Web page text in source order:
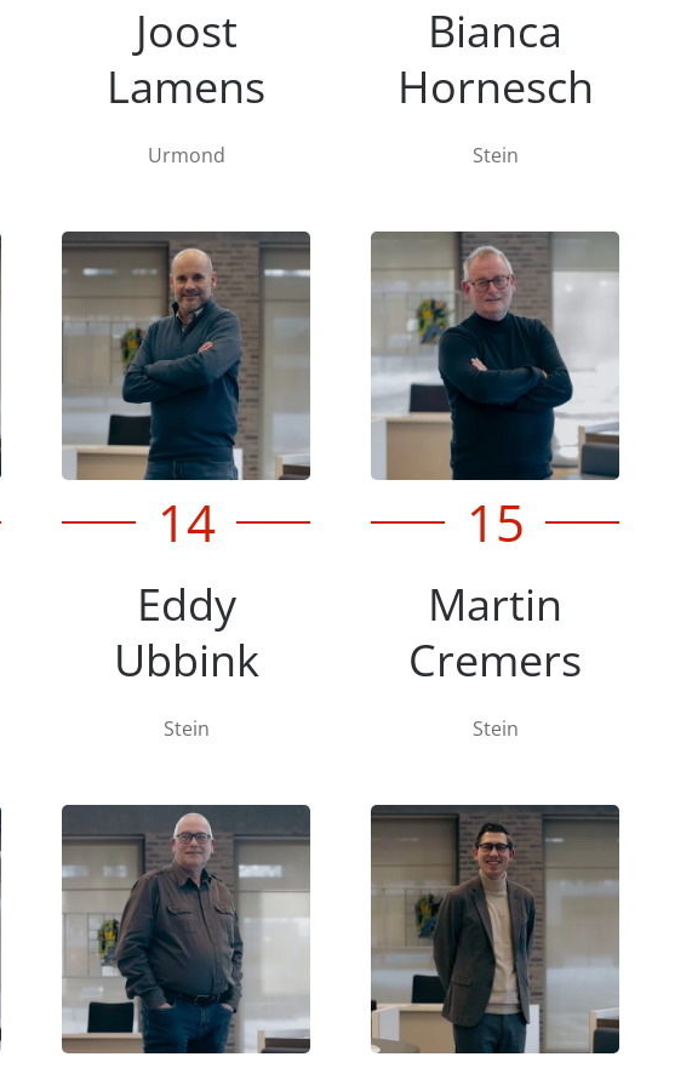
Joost
Lamens
Urmond
Bianca
Hornesch
Stein
14
Eddy
Ubbink
Stein
15
Martin
Cremers
Stein